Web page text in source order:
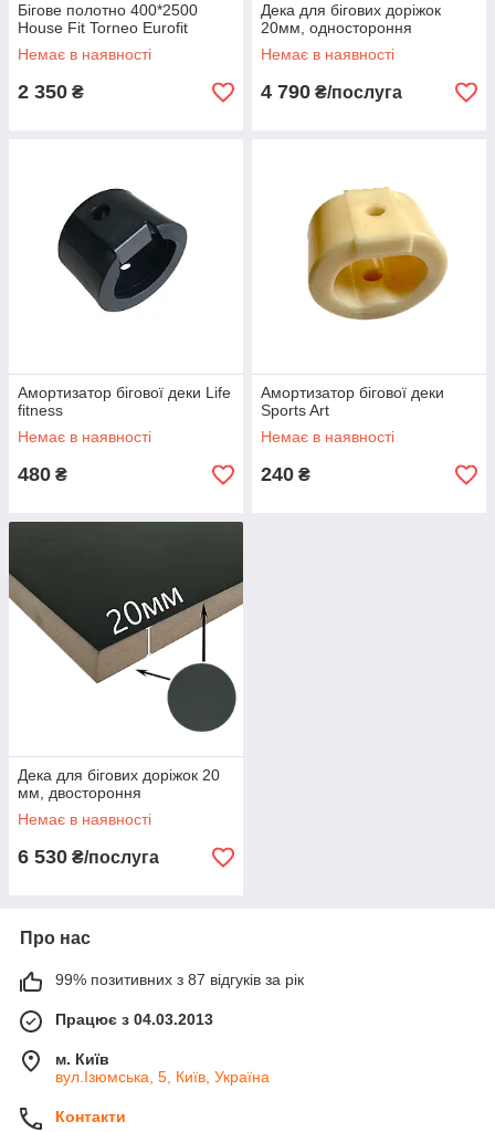
Бігове полотно 400*2500
House Fit Torneo Eurofit
Немає в наявності
2 350 ₴
Дека для бігових доріжок
20мм, одностороння
Немає в наявності
4 790 ₴/послуга
Амортизатор бігової деки Life
fitness
Немає в наявності
480 ₴
Амортизатор бігової деки
Sports Art
Немає в наявності
240 ₴
Дека для бігових доріжок 20
мм, двостороння
Немає в наявності
6 530 ₴/послуга
Про нас
99% позитивних з 87 відгуків за рік
Працює з 04.03.2013
м. Київ
вул.Ізюмська, 5, Київ, Україна
Контакти